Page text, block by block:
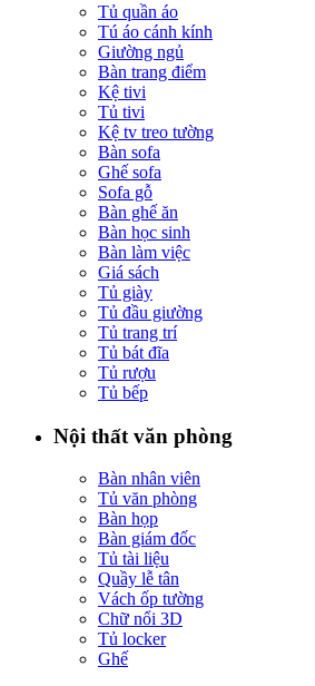
Tủ quần áo
Tú áo cánh kính
Giường ngủ
Bàn trang điểm
Kệ tivi
Tủ tivi
Kệ tv treo tường
Bàn sofa
Ghế sofa
Sofa gỗ
Bàn ghế ăn
Bàn học sinh
Bàn làm việc
Giá sách
Tủ giày
Tủ đầu giường
Tủ trang trí
Tủ bát đĩa
Tủ rượu
Tủ bếp
Nội thất văn phòng
Bàn nhân viên
Tủ văn phòng
Bàn họp
Bàn giám đốc
Tủ tài liệu
Quầy lễ tân
Vách ốp tường
Chữ nổi 3D
Tủ locker
Ghế